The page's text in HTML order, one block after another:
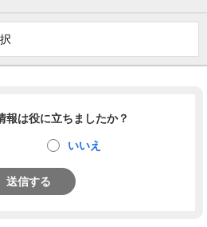
報は役に立ちましたか？
いいえ
送信する